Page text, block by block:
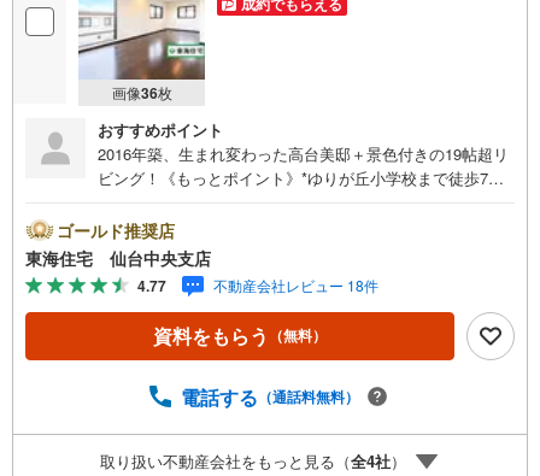
画像36枚
おすすめポイント
2016年築、生まれ変わった高台美邸＋景色付きの19帖超リ
ビング！《もっとポイント》*ゆりが丘小学校まで徒歩7
駐車2台可（1台は軽自動車）*エコキュート新品交換*他IH
クッキングヒーターなど水廻り新品*全室照明付きですぐに
新生活をstart！*小屋裏収納付 周辺環境 *・ゆりが丘小学
校:徒歩7分・みどり台中学校:徒歩12分・セブンイレブンみ
どり台店:徒歩9分・ヨークベニマル山田鈎取店:車7分 お問
い合わせについて *・当日のご予約も承っております！お
談、資料請求も大歓迎です ⇒お電話に抵抗がある方も安心
ゴールド推奨店
東海住宅 仙台中央支店
4.77 不動産会社レビュー 18件
資料をもらう （無料）
電話する （通話料無料）
取り扱い不動産会社をもっと見る（全4社）